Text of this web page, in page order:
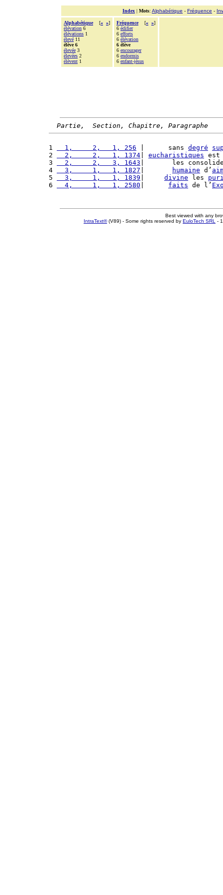
Index | Mots: Alphabétique - Fréquence -
Alphabétique [« »]
élévation 6
élévations 1
élevé 11
élève 6
élevée 3
élevées 2
élèvent 1
Fréquence [« »]
6 édifier
6 efforts
6 élévation
6 élève
6 encourager
6 endormis
6 enfant-jésus
Partie,  Section, Chapitre, Paragraphe
1
  1,     2,   1, 256
|      sans degré
2
  2,     2,   1, 1374
eucharistiques
3
  2,     2,   3, 1643
|       les
4
  3,     1,   1, 1827
humaine d’
5
  3,     1,   1, 1839
divine les
6
  4,     1,   1, 2580
faits de l’
Best viewed with any
IntraText®(V89) - Some rights reserved by EuloTech SRL -